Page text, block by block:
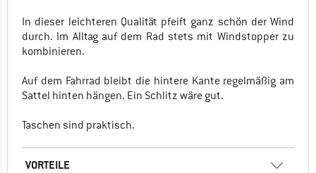
In dieser leichteren Qualität pfeift ganz schön der Wind
durch. Im Alltag auf dem Rad stets mit Windstopper zu
kombinieren.
Auf dem Fahrrad bleibt die hintere Kante regelmäßig am
Sattel hinten hängen. Ein Schlitz wäre gut.
Taschen sind praktisch.
VORTEILE